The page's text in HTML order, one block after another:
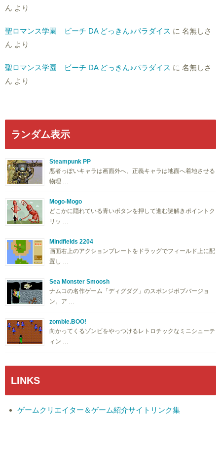
ん より
聖ロマンス学園 ビーチ DA どっきん♪パラダイス に 名無しさ
ん より
聖ロマンス学園 ビーチ DA どっきん♪パラダイス に 名無しさ
ん より
ランダム表示
Steampunk PP
悪者っぽいキャラは画面外へ、正義キャラは地面へ着地させる
物理 …
Mogo-Mogo
どこかに隠れている青いボタンを押して進む謎解きポイントク
リッ …
Mindfields 2204
画面右上のアクションプレートをドラッグでフィールド上に配
置し …
Sea Monster Smoosh
ナムコの名作ゲーム「ディグダグ」のスポンジボブバージョ
ン。ア …
zombie.BOO!
向かってくるゾンビをやっつけるレトロチックなミニシューテ
ィン …
LINKS
ゲームクリエイター＆ゲーム紹介サイトリンク集